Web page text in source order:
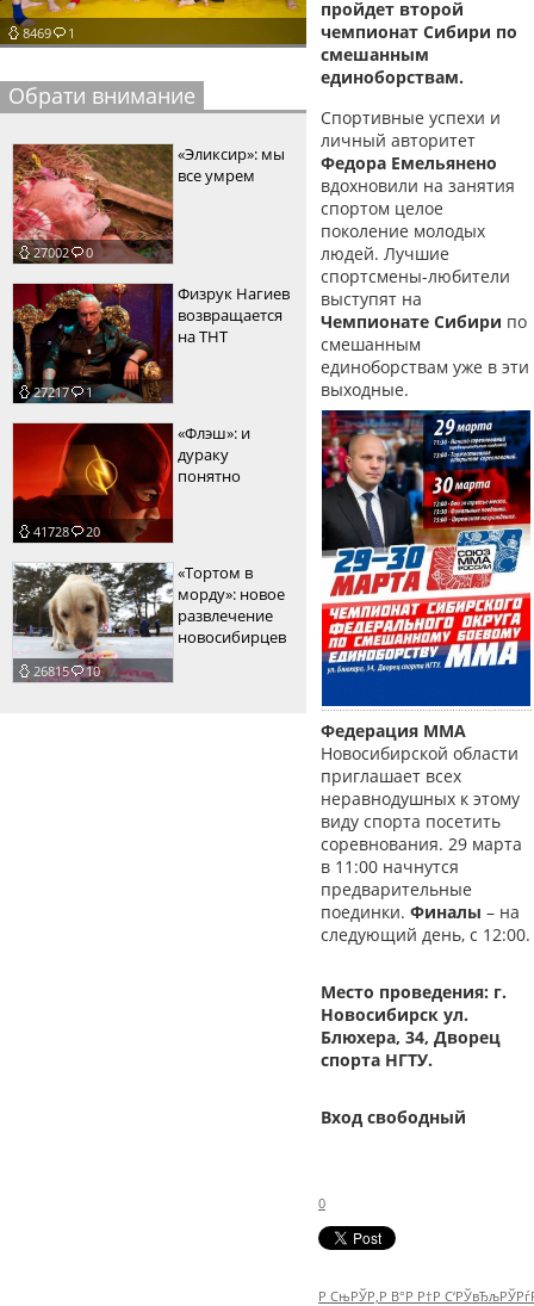
пїЅпїЅпїЅ
пїЅпїЅпїЅпїЅпїЅпїЅпїЅпїЅпїЅпїЅпїЅ
пїЅпїЅпїЅ
пїЅпїЅпїЅпїЅпїЅпїЅпїЅпїЅпїЅ
пїЅпїЅпїЅ пїЅпїЅпїЅпїЅпїЅ
пїЅпїЅпїЅ пїЅпїЅпїЅпїЅпїЅпїЅ
пїЅпїЅпїЅпїЅпїЅ
пїЅпїЅпїЅпїЅпїЅпїЅпїЅпїЅпїЅпїЅ
пїЅпїЅпїЅпїЅпїЅпїЅпїЅпїЅпїЅпїЅ
8469 1
Обрати внимание
27002 0
«Эликсир»: мы
все умрем
27217 1
Физрук Нагиев
возвращается
на ТНТ
41728 20
«Флэш»: и
дураку
понятно
26815 10
«Тортом в
морду»: новое
развлечение
новосибирцев
пройдет второй
чемпионат Сибири по
смешанным
единоборствам.
Спортивные успехи и
личный авторитет
Федора Емельянено
вдохновили на занятия
спортом целое
поколение молодых
людей. Лучшие
спортсмены-любители
выступят на
Чемпионате Сибири по
смешанным
единоборствам уже в эти
выходные.
Федерация ММА
Новосибирской области
приглашает всех
неравнодушных к этому
виду спорта посетить
соревнования. 29 марта
в 11:00 начнутся
предварительные
поединки. Финалы – на
следующий день, с 12:00.
Место проведения: г.
Новосибирск ул.
Блюхера, 34, Дворец
спорта НГТУ.
Вход свободный
0
Р СњРЎР‚Р В°Р Р†Р